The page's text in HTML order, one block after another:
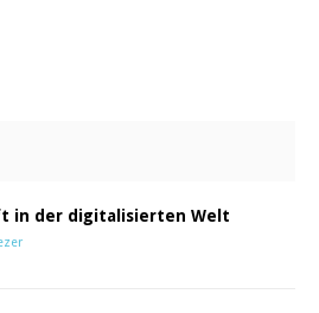
in der digitalisierten Welt